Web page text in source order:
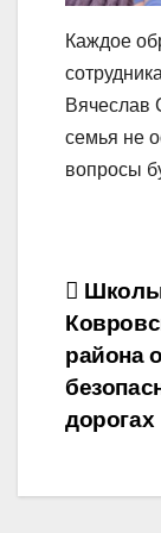
Каждое
Вячеслав
семья не
вопросы
по
района
дорогах